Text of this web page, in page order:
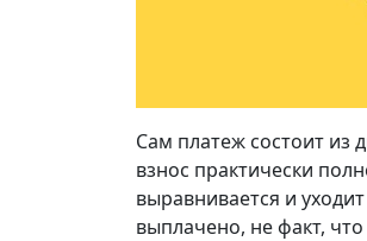
Сам платеж состоит из
взнос практически
выравнивается и
выплачено, не факт,